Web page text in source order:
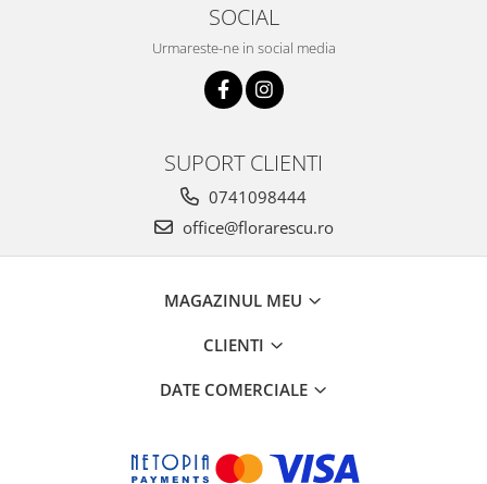
SOCIAL
Urmareste-ne in social media
SUPORT CLIENTI
0741098444
office@florarescu.ro
MAGAZINUL MEU
CLIENTI
DATE COMERCIALE